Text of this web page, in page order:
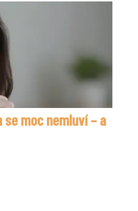
moc nemluví – a